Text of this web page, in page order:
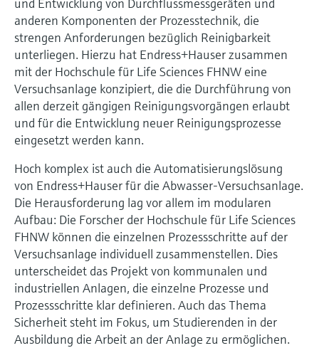
Device Viewer
Produktspezifische Informationen und
Dokumente finden
Ersatzteilsuche
Ersatzteile anhand von Produktwurzel,
Bestellcode oder Seriennummer finden
Füllstandsmessung
Füllstandsmessung Druck
Alle ansehen
Analysatoren für Härte, Eisen,
Aluminium & Chromat
Prozessphotometer
Mikrowellentransmission
Memosens-Technologie
Alle ansehen
anderen Komponenten der Prozesstechnik, die
strengen Anforderungen bezüglich Reinigbarkeit
unterliegen. Hierzu hat Endress+Hauser zusammen
mit der Hochschule für Life Sciences FHNW eine
Versuchsanlage konzipiert, die die Durchführung von
allen derzeit gängigen Reinigungsvorgängen erlaubt
und für die Entwicklung neuer Reinigungsprozesse
eingesetzt werden kann.
Hoch komplex ist auch die Automatisierungslösung
von Endress+Hauser für die Abwasser-Versuchsanlage.
Die Herausforderung lag vor allem im modularen
Aufbau: Die Forscher der Hochschule für Life Sciences
FHNW können die einzelnen Prozessschritte auf der
Versuchsanlage individuell zusammenstellen. Dies
unterscheidet das Projekt von kommunalen und
industriellen Anlagen, die einzelne Prozesse und
Prozessschritte klar definieren. Auch das Thema
Sicherheit steht im Fokus, um Studierenden in der
Ausbildung die Arbeit an der Anlage zu ermöglichen.